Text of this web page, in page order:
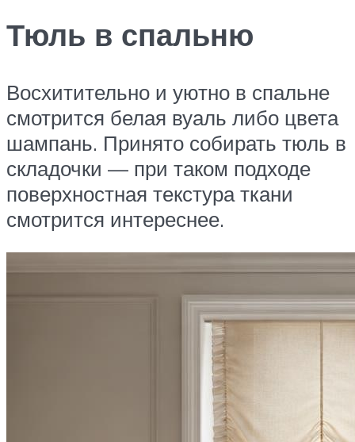
Тюль в спальню
Восхитительно и уютно в спальне
смотрится белая вуаль либо цвета
шампань. Принято собирать тюль в
складочки — при таком подходе
поверхностная текстура ткани
смотрится интереснее.